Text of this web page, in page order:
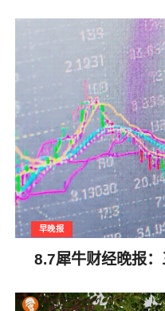
早晚报
8.7犀牛财经晚报